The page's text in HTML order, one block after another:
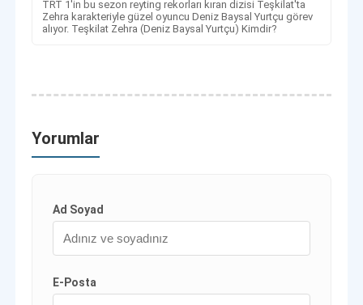
TRT 1'in bu sezon reyting rekorları kıran dizisi Teşkilat'ta
Zehra karakteriyle güzel oyuncu Deniz Baysal Yurtçu görev
alıyor. Teşkilat Zehra (Deniz Baysal Yurtçu) Kimdir?
Yorumlar
Ad Soyad
E-Posta